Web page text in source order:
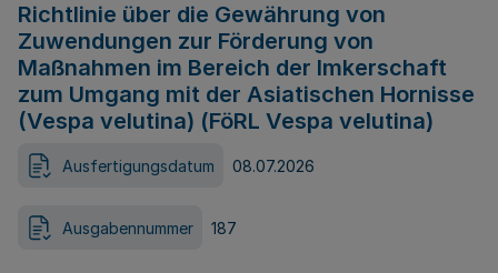
Richtlinie über die Gewährung von
Zuwendungen zur Förderung von
Maßnahmen im Bereich der Imkerschaft
zum Umgang mit der Asiatischen Hornisse
(Vespa velutina) (FöRL Vespa velutina)
Ausfertigungsdatum 08.07.2026
Ausgabennummer 187